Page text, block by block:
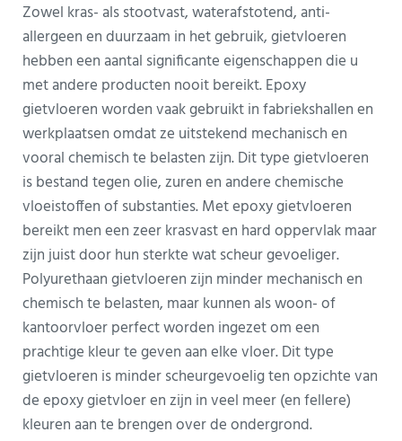
Zowel kras- als stootvast, waterafstotend, anti-
allergeen en duurzaam in het gebruik, gietvloeren
hebben een aantal significante eigenschappen die u
met andere producten nooit bereikt. Epoxy
gietvloeren worden vaak gebruikt in fabriekshallen en
werkplaatsen omdat ze uitstekend mechanisch en
vooral chemisch te belasten zijn. Dit type gietvloeren
is bestand tegen olie, zuren en andere chemische
vloeistoffen of substanties. Met epoxy gietvloeren
bereikt men een zeer krasvast en hard oppervlak maar
zijn juist door hun sterkte wat scheur gevoeliger.
Polyurethaan gietvloeren zijn minder mechanisch en
chemisch te belasten, maar kunnen als woon- of
kantoorvloer perfect worden ingezet om een
prachtige kleur te geven aan elke vloer. Dit type
gietvloeren is minder scheurgevoelig ten opzichte van
de epoxy gietvloer en zijn in veel meer (en fellere)
kleuren aan te brengen over de ondergrond.